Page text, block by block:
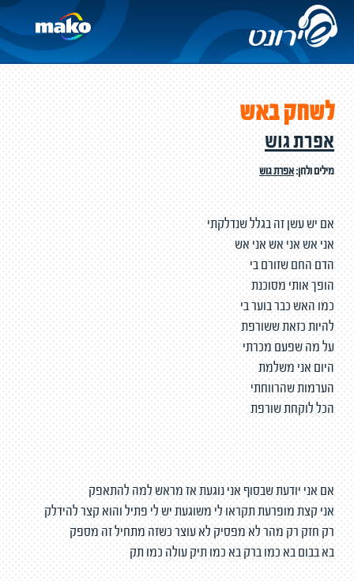
לשחק באש
אפרת גוש
מילים ולחן:אפרת גוש
אם יש עשן זה בגלל שנדלקתי
אני אש אני אש אני אש
הדם החם שזורם בי
הופך אותי מסוכנת
כמו האש כבר בוער בי
להיות כזאת ששורפת
על מה שפעם מכרתי
היום אני משלמת
הערמות שהרווחתי
הכל לוקחת שורפת
אם אני יודעת שבסוף אני נוגעת אז מראש למה להתאפק
אני קצת מופרעת תקראו לי משוגעת יש לי פתיל והוא קצר להידלק
רק חזק רק מהר לא מפסיק לא עוצר כשזה מתחיל זה מספק
בא בבום בא כמו ברק בא כמו תיק עולה כמו תק